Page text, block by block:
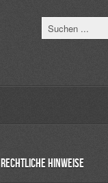
Rechtliche Hinweise